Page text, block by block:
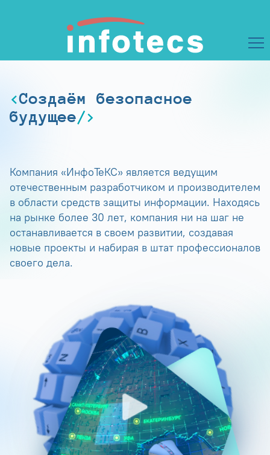
Создаём безопасное
будущее
Компания «ИнфоТеКС» является ведущим
отечественным разработчиком и производителем
в области средств защиты информации. Находясь
на рынке более 30 лет, компания ни на шаг не
останавливается в своем развитии, создавая
новые проекты и набирая в штат профессионалов
своего дела.